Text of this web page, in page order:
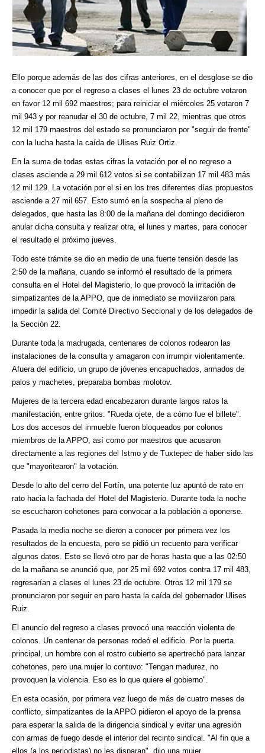
Ello porque además de las dos cifras anteriores, en el desglose se dio
a conocer que por el regreso a clases el lunes 23 de octubre votaron
en favor 12 mil 692 maestros; para reiniciar el miércoles 25 votaron 7
mil 943 y por reanudar el 30 de octubre, 7 mil 22, mientras que otros
12 mil 179 maestros del estado se pronunciaron por "seguir de frente"
con la lucha hasta la caída de Ulises Ruiz Ortiz.
En la suma de todas estas cifras la votación por el no regreso a
clases asciende a 29 mil 612 votos si se contabilizan 17 mil 483 más
12 mil 129. La votación por el si en los tres diferentes días propuestos
asciende a 27 mil 657. Esto sumó en la sospecha al pleno de
delegados, que hasta las 8:00 de la mañana del domingo decidieron
anular dicha consulta y realizar otra, el lunes y martes, para conocer
el resultado el próximo jueves.
Todo este trámite se dio en medio de una fuerte tensión desde las
2:50 de la mañana, cuando se informó el resultado de la primera
consulta en el Hotel del Magisterio, lo que provocó la irritación de
simpatizantes de la APPO, que de inmediato se movilizaron para
impedir la salida del Comité Directivo Seccional y de los delegados de
la Sección 22.
Durante toda la madrugada, centenares de colonos rodearon las
instalaciones de la consulta y amagaron con irrumpir violentamente.
Afuera del edificio, un grupo de jóvenes encapuchados, armados de
palos y machetes, preparaba bombas molotov.
Mujeres de la tercera edad encabezaron durante largos ratos la
manifestación, entre gritos: "Rueda ojete, de a cómo fue el billete".
Los dos accesos del inmueble fueron bloqueados por colonos
miembros de la APPO, así como por maestros que acusaron
directamente a las regiones del Istmo y de Tuxtepec de haber sido las
que "mayoritearon" la votación.
Desde lo alto del cerro del Fortín, una potente luz apuntó de rato en
rato hacia la fachada del Hotel del Magisterio. Durante toda la noche
se escucharon cohetones para convocar a la población a oponerse.
Pasada la media noche se dieron a conocer por primera vez los
resultados de la encuesta, pero se pidió un recuento para verificar
algunos datos. Esto se llevó otro par de horas hasta que a las 02:50
de la mañana se anunció que, por 25 mil 692 votos contra 17 mil 483,
regresarían a clases el lunes 23 de octubre. Otros 12 mil 179 se
pronunciaron por seguir en paro hasta la caída del gobernador Ulises
Ruiz.
El anuncio del regreso a clases provocó una reacción violenta de
colonos. Un centenar de personas rodeó el edificio. Por la puerta
principal, un hombre con el rostro cubierto se apertrechó para lanzar
cohetones, pero una mujer lo contuvo: "Tengan madurez, no
provoquen la violencia. Eso es lo que quiere el gobierno".
En esta ocasión, por primera vez luego de más de cuatro meses de
conflicto, simpatizantes de la APPO pidieron el apoyo de la prensa
para esperar la salida de la dirigencia sindical y evitar una agresión
con armas de fuego desde el interior del recinto sindical. "Al fin que a
ellos (a los periodistas) no les disparan", dijo una mujer.